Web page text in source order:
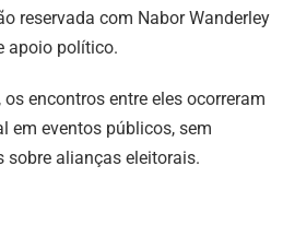
reservada com Nabor Wanderley
apoio político.
encontros entre eles ocorreram
em eventos públicos, sem
alianças eleitorais.